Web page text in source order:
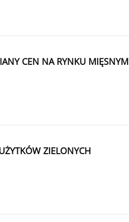
CEN NA RYNKU MIĘSNYM
ZIELONYCH